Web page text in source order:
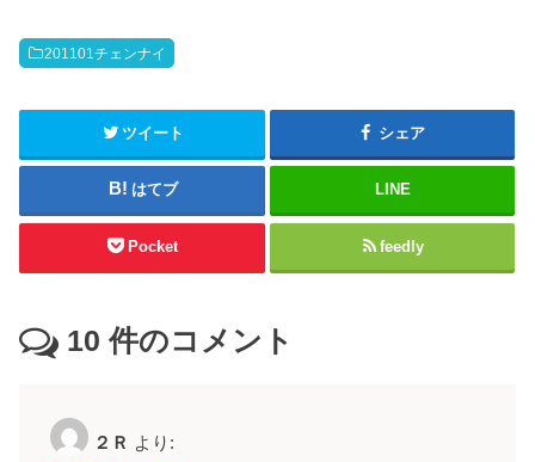
201101チェンナイ
ツイート シェア
はてブ LINE
Pocket feedly
10 件のコメント
２Ｒ より: